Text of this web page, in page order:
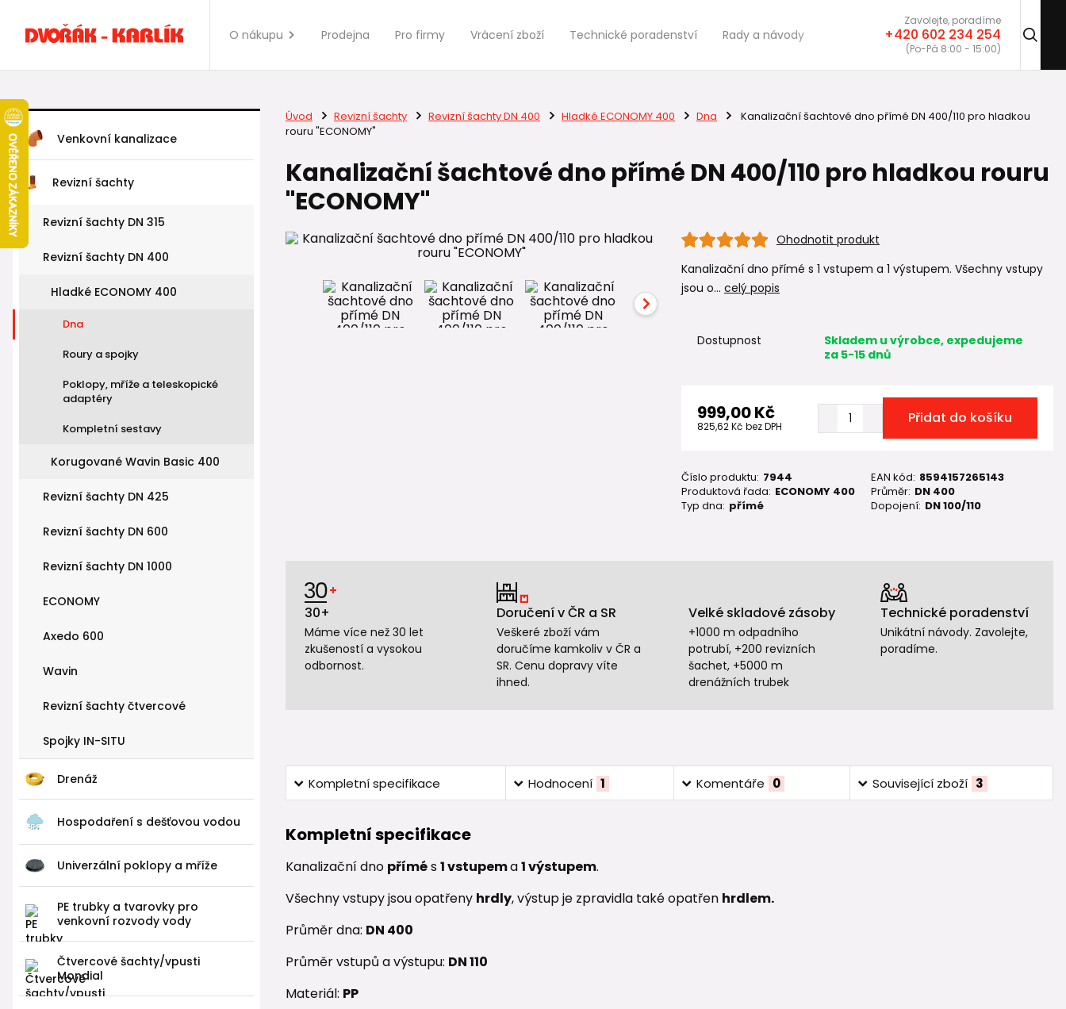
O nákupu Prodejna Pro firmy Vrácení zboží Technické poradenství Rady a návody
Zavolejte, poradíme
+420 602 234 254
(Po-Pá 8:00 - 15:00)
Venkovní kanalizace
Revizní šachty
Revizní šachty DN 315
Revizní šachty DN 400
Hladké ECONOMY 400
Dna
Roury a spojky
Poklopy, mříže a teleskopické
adaptéry
Kompletní sestavy
Korugované Wavin Basic 400
Revizní šachty DN 425
Revizní šachty DN 600
Revizní šachty DN 1000
ECONOMY
Axedo 600
Wavin
Revizní šachty čtvercové
Spojky IN-SITU
Drenáž
Hospodaření s dešťovou vodou
Univerzální poklopy a mříže
PE trubky a tvarovky pro
venkovní rozvody vody
Čtvercové šachty/vpusti
Mondial
Úvod Revizní šachty Revizní šachty DN 400 Hladké ECONOMY 400 Dna
Kanalizační šachtové dno přímé DN 400/110 pro hladkou
rouru "ECONOMY"
Kanalizační šachtové dno přímé DN 400/110 pro hladkou rouru
"ECONOMY"
Ohodnotit produkt
Kanalizační dno přímé s 1 vstupem a 1 výstupem. Všechny vstupy
jsou o... celý popis
Dostupnost
Skladem u výrobce, expedujeme
za 5-15 dnů
999,00 Kč
825,62 Kč bez DPH Přidat do košíku
Číslo produktu: 7944 EAN kód: 8594157265143
Produktová řada: ECONOMY 400 Průměr: DN 400
Typ dna: přímé Dopojení: DN 100/110
30+
Máme více než 30 let
zkušeností a vysokou
odbornost.
Doručení v ČR a SR
Veškeré zboží vám
doručíme kamkoliv v ČR a
SR. Cenu dopravy víte
ihned.
Velké skladové zásoby
+1000 m odpadního
potrubí, +200 revizních
šachet, +5000 m
drenážních trubek
Technické poradenství
Unikátní návody. Zavolejte,
poradíme.
Kompletní specifikace Hodnocení 1 Komentáře 0 Související zboží 3
Kompletní specifikace
Kanalizační dno přímés1vstupema1 výstupem.
Všechny vstupy jsou opatřeny hrdly, výstup je zpravidla také opatřen hrdlem.
Průměr dna: DN 400
Průměr vstupů a výstupu: DN 110
Materiál: PP